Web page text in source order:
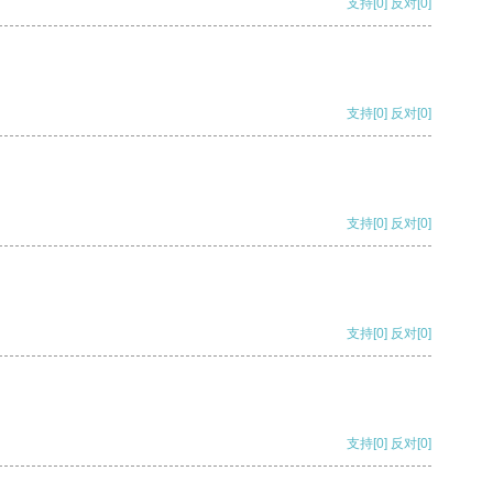
支持 [0] 反对 [0]
支持[0] 反对[0]
支持[0] 反对[0]
支持[0] 反对[0]
支持[0] 反对[0]